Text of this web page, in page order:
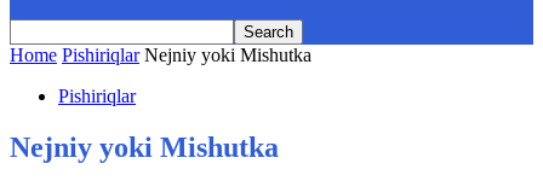
Home Pishiriqlar Nejniy yoki Mishutka
Pishiriqlar
Nejniy yoki Mishutka